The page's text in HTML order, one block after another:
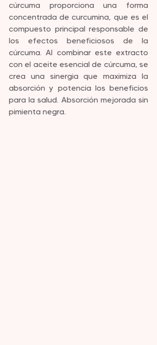
cúrcuma proporciona una forma
concentrada de curcumina, que es el
compuesto principal responsable de
los efectos beneficiosos de la
cúrcuma. Al combinar este extracto
con el aceite esencial de cúrcuma, se
crea una sinergia que maximiza la
absorción y potencia los beneficios
para la salud. Absorción mejorada sin
pimienta negra.